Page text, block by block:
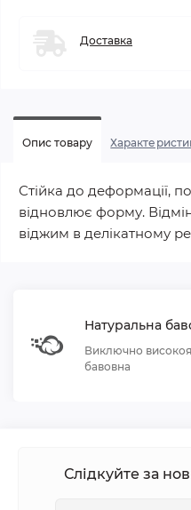
Доставка
Опис товару
Стійка до деформації,
відновлює форму.
віджим в делікатному
Натуральна
Виключно
бавовна
Слідкуйте за